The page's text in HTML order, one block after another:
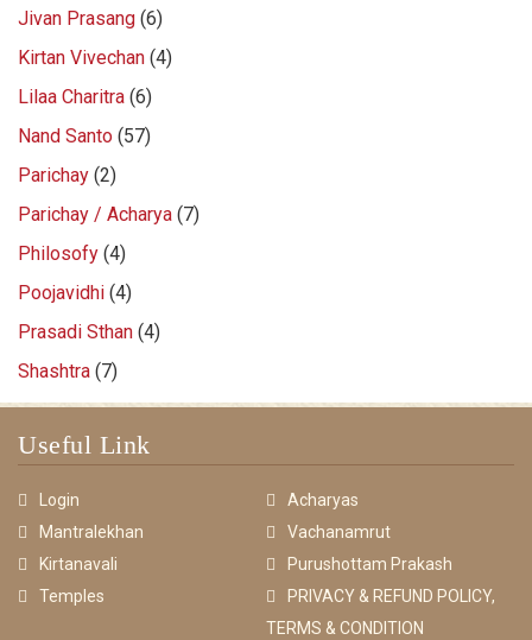
Jivan Prasang (6)
Kirtan Vivechan (4)
Lilaa Charitra (6)
Nand Santo (57)
Parichay (2)
Parichay / Acharya (7)
Philosofy (4)
Poojavidhi (4)
Prasadi Sthan (4)
Shashtra (7)
Useful Link
Login
Acharyas
Mantralekhan
Vachanamrut
Kirtanavali
Purushottam Prakash
Temples
PRIVACY & REFUND POLICY,
TERMS & CONDITION